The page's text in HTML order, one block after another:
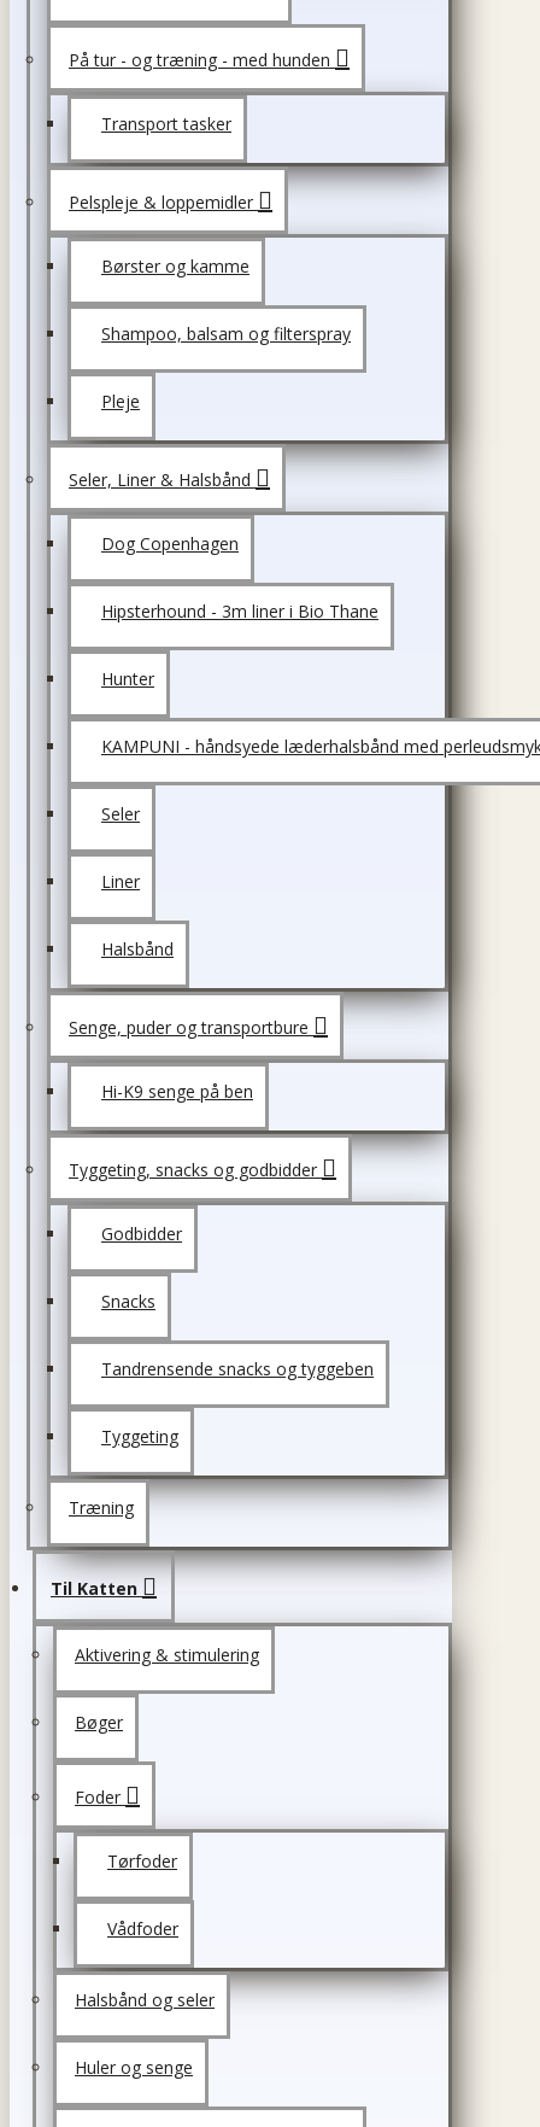
På tur - og træning - med hunden
Transport tasker
Pelspleje & loppemidler
Børster og kamme
Shampoo, balsam og filterspray
Pleje
Seler, Liner & Halsbånd
Dog Copenhagen
Hipsterhound - 3m liner i Bio Thane
Hunter
KAMPUNI - håndsyede læderhalsbånd med
Seler
Liner
Halsbånd
Senge, puder og transportbure
Hi-K9 senge på ben
Tyggeting, snacks og godbidder
Godbidder
Snacks
Tandrensende snacks og tyggeben
Tyggeting
Træning
Til Katten
Aktivering & stimulering
Bøger
Foder
Tørfoder
Vådfoder
Halsbånd og seler
Huler og senge